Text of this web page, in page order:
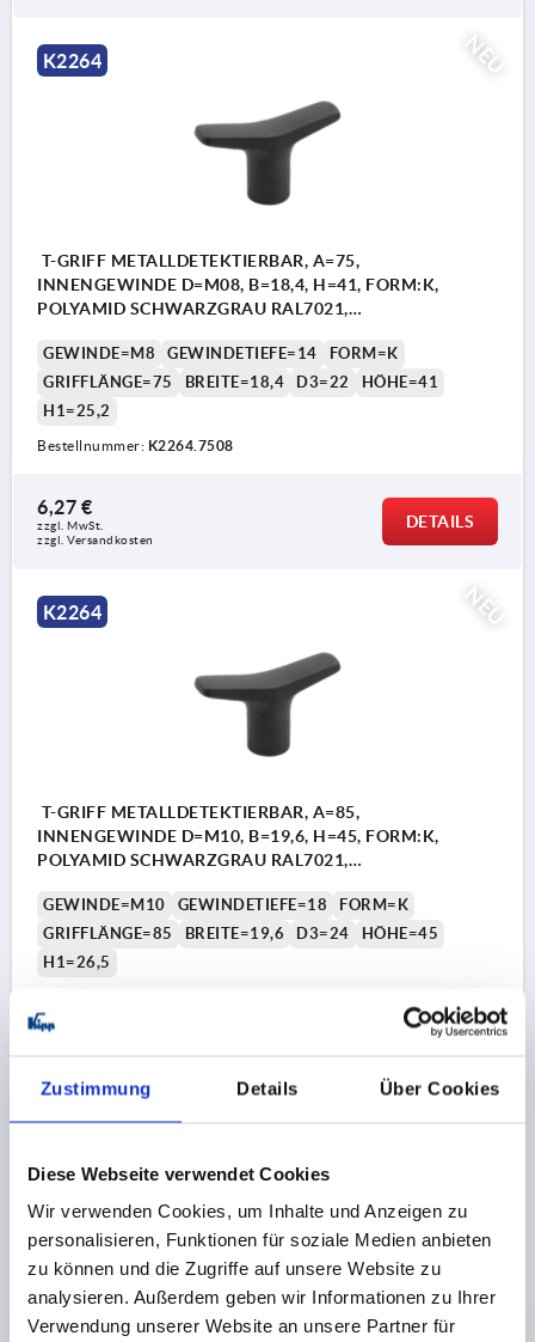
Zustimmung Details Über Cookies
Diese Webseite verwendet Cookies
Wir verwenden Cookies, um Inhalte und Anzeigen zu
personalisieren, Funktionen für soziale Medien anbieten
zu können und die Zugriffe auf unsere Website zu
analysieren. Außerdem geben wir Informationen zu Ihrer
Verwendung unserer Website an unsere Partner für
NEU
K2264
T-GRIFF METALLDETEKTIERBAR, A=75,
INNENGEWINDE D=M08, B=18,4, H=41, FORM:K,
POLYAMID SCHWARZGRAU RAL7021,
GEWINDE=M8 GEWINDETIEFE=14
FORM=K
GRIFFLÄNGE=75
BREITE=18,4 D3=22
HÖHE=41
H1=25,2
Bestellnummer: K2264.7508
6,27 €
zzgl. MwSt.
zzgl. Versandkosten
DETAILS
NEU
K2264
T-GRIFF METALLDETEKTIERBAR, A=85,
INNENGEWINDE D=M10, B=19,6, H=45, FORM:K,
POLYAMID SCHWARZGRAU RAL7021,
GEWINDE=M10 GEWINDETIEFE=18
FORM=K
GRIFFLÄNGE=85
BREITE=19,6 D3=24
HÖHE=45
H1=26,5
zzgl. Versandkosten
K2264